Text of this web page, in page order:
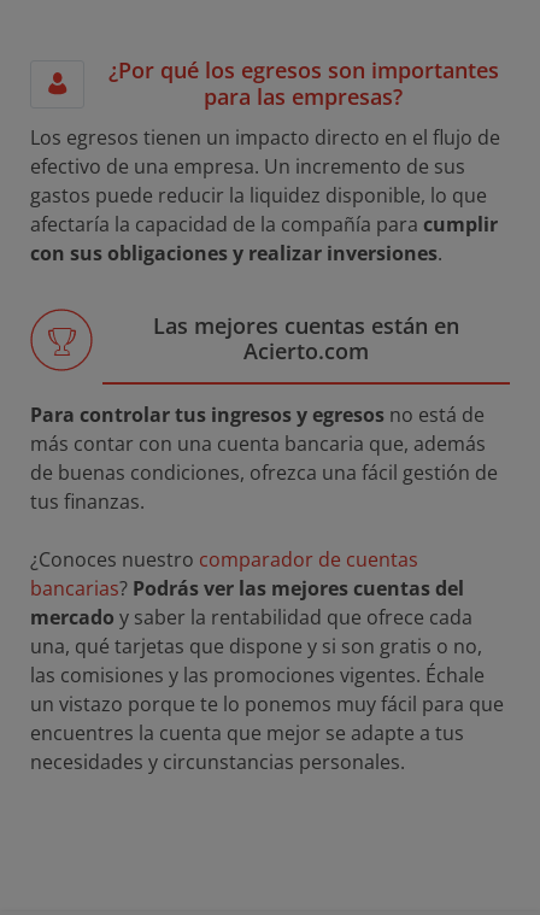
¿Por qué los egresos son importantes
para las empresas?
Los egresos tienen un impacto directo en el flujo de
efectivo de una empresa. Un incremento de sus
gastos puede reducir la liquidez disponible, lo que
afectaría la capacidad de la compañía para cumplir
con sus obligaciones y realizar inversiones.
Las mejores cuentas están en
Acierto.com
Para controlar tus ingresos y egresos no está de
más contar con una cuenta bancaria que, además
de buenas condiciones, ofrezca una fácil gestión de
tus finanzas.
¿Conoces nuestro comparador de cuentas
bancarias? Podrás ver las mejores cuentas del
mercado y saber la rentabilidad que ofrece cada
una, qué tarjetas que dispone y si son gratis o no,
las comisiones y las promociones vigentes. Échale
un vistazo porque te lo ponemos muy fácil para que
encuentres la cuenta que mejor se adapte a tus
necesidades y circunstancias personales.